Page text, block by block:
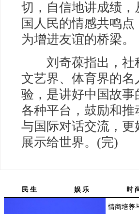
切，自信地讲成绩
国人民的情感共鸣
为增进友谊的桥梁。
刘奇葆指出，社
文艺界、体育界的
验，是讲好中国故
各种平台，鼓励和
与国际对话交流，
展示给世界。(完)